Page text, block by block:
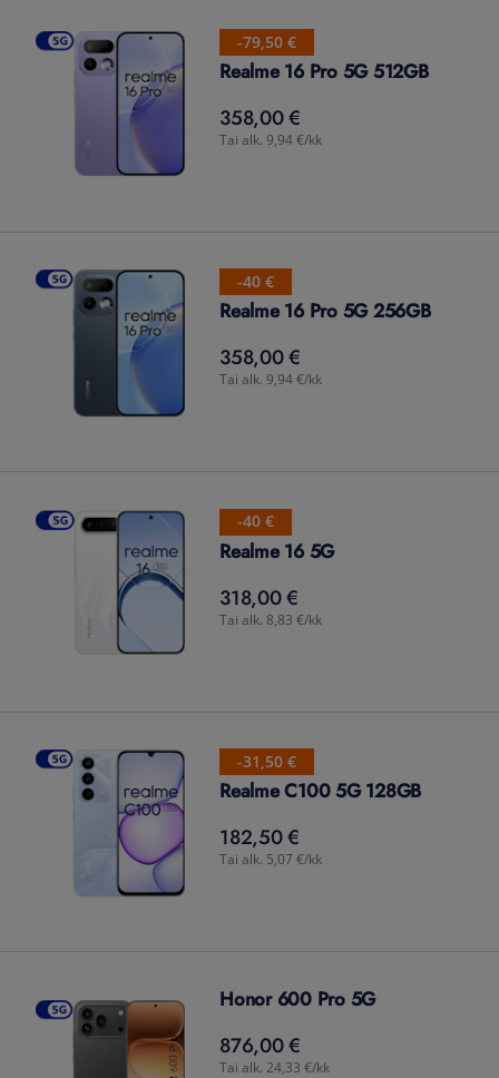
-79,50 €
Realme 16 Pro 5G 512GB
358,00 €
358,00€
Tai alk. 9,94 €/kk
-40 €
Realme 16 Pro 5G 256GB
358,00 €
358,00€
Tai alk. 9,94 €/kk
-40 €
Realme 16 5G
318,00 €
318,00€
Tai alk. 8,83 €/kk
-31,50 €
Realme C100 5G 128GB
182,50 €
182,50€
Tai alk. 5,07 €/kk
Honor 600 Pro 5G
876,00 €
876,00€
Tai alk. 24,33 €/kk